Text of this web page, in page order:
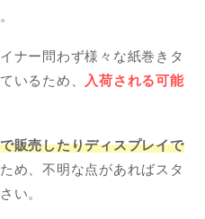
ナー問わず様々な紙巻きタ
いるため、
入荷される可能
販売したりディスプレイで
ため、不明な点があればスタ
い。